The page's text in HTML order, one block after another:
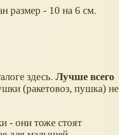
размер - 10 на 6 см.
здесь. Лучше всего
(ракетовоз, пушка) не
- они тоже стоят